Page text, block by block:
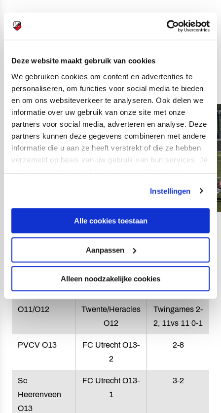
Deze website maakt gebruik van cookies
We gebruiken cookies om content en advertenties te
personaliseren, om functies voor social media te bieden
en om ons websiteverkeer te analyseren. Ook delen we
informatie over uw gebruik van onze site met onze
partners voor social media, adverteren en analyse. Deze
partners kunnen deze gegevens combineren met andere
informatie die u aan ze heeft verstrekt of die ze hebben
verzameld op basis van uw gebruik van hun services. Je
kan je toestemming beheren op de Cookiepagina.
Instellingen
Alle cookies toestaan
Aanpassen
Alleen noodzakelijke cookies
Beeldverslag
FC Twente/Heracles
O12
38fotos
Uitslagen zaterdag 6 april:
O11/O12
Twente/Heracles
O12
Twingames 2-
2, 11vs 11 0-1
PVCV O13
FC Utrecht O13-
2
2-8
Sc
Heerenveen
O13
FC Utrecht O13-
1
3-2